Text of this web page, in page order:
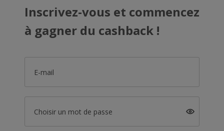
Inscrivez-vous et commencez
à gagner du cashback !
E-mail
Choisir un mot de passe